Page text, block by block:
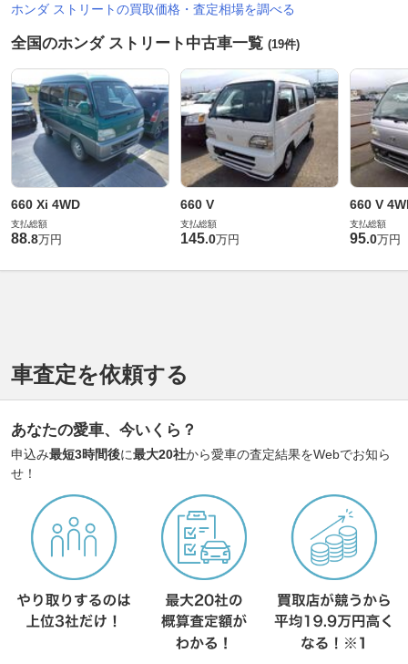
ホンダ ストリートの買取価格・査定相場を調べる
全国のホンダ ストリート中古車一覧 (19件)
660 Xi 4WD
支払総額
88.8万円
660 V
支払総額
145.0万円
660 V
支払総額
95.0万円
車査定を依頼する
あなたの愛車、今いくら？
申込み最短3時間後に最大20社から愛車の査定結果をWebでお知ら
せ！